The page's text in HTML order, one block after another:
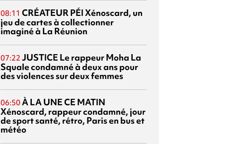
08:11 CRÉATEUR PÉIXénoscard, un
jeu de cartes à collectionner
imaginé à La Réunion
07:22 JUSTICE Le rappeur Moha La
Squale condamné à deux ans pour
des violences sur deux femmes
06:50À LA UNE CE MATIN
Xénoscard, rappeur condamné, jour
de sport santé, rétro, Paris en bus et
météo